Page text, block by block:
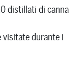
distillati di canna
durante i